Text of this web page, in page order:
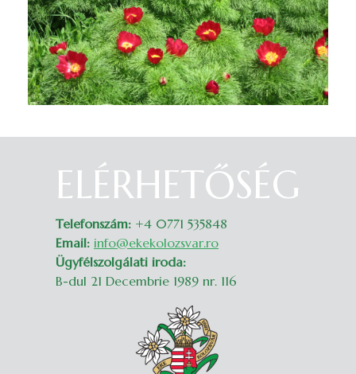
ELÉRHETŐSÉG
Telefonszám: +4 0771 535848
Email: info@ekekolozsvar.ro
Ügyfélszolgálati iroda:
B-dul 21 Decembrie 1989 nr. 116